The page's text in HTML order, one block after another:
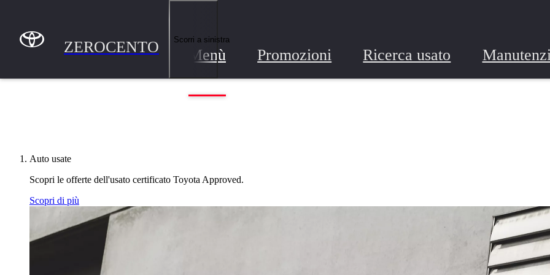
(Premi invio)
ZEROCENTO Menù Promozioni Ricerca usato
Scorri a sinistra
ZEROCENTO
Auto usate
Scopri le offerte dell'usato certificato Toyota Approved.
Scopri di più